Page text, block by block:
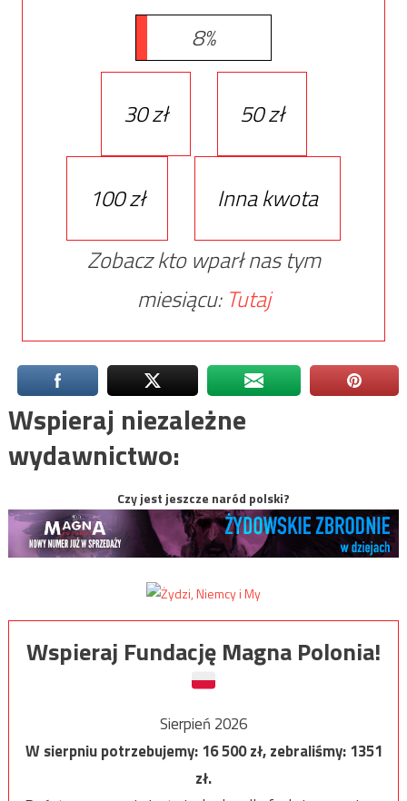
8%
30 zł 50 zł
100 zł
Inna kwota
Zobacz kto wparł nas tym
miesiącu: Tutaj
Wspieraj niezależne
wydawnictwo:
Czy jest jeszcze naród polski?
Wspieraj Fundację Magna Polonia!
Sierpień 2026
W sierpniu potrzebujemy:16 500zł, zebraliśmy:1351
zł.